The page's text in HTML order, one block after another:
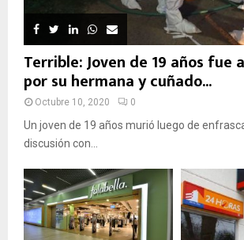
Terrible: Joven de 19 años fue
por su hermana y cuñado...
Octubre 10, 2020 0
Un joven de 19 años murió luego de
discusión con...